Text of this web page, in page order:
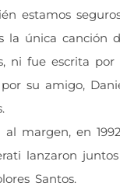
estamos
la única canción
ni fue escrita por
su amigo,
al margen, en
lanzaron
Santos.